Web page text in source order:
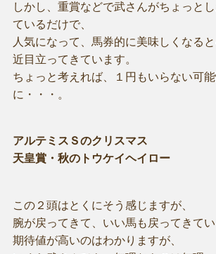
しかし、重賞などで武さんがちょっと
ているだけで、
人気になって、馬券的に美味しくなる
近目立ってきています。
ちょっと考えれば、１円もいらない可
に・・・。
アルテミスＳのクリスマス
天皇賞・秋のトウケイヘイロー
この２頭はとくにそう感じますが、
腕が戻ってきて、いい馬も戻ってきてい
期待値が高いのはわかりますが、